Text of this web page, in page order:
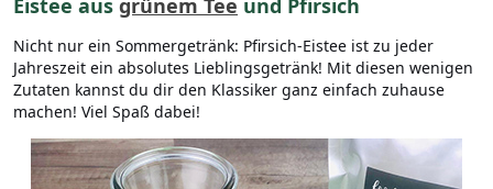
Eistee aus grünem Tee und Pfirsich
Nicht nur ein Sommergetränk: Pfirsich-Eistee ist zu jeder
Jahreszeit ein absolutes Lieblingsgetränk! Mit diesen wenigen
Zutaten kannst du dir den Klassiker ganz einfach zuhause
machen! Viel Spaß dabei!